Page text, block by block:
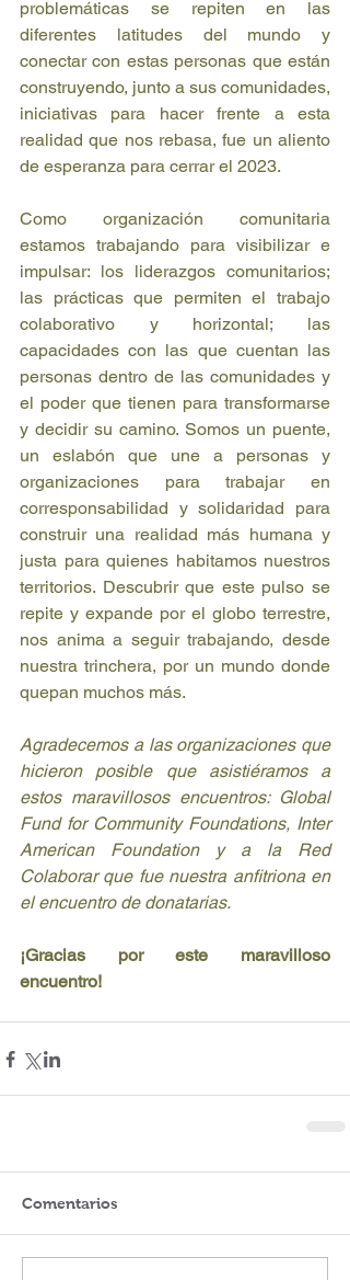
problemáticas se repiten en las
diferentes latitudes del mundo y
conectar con estas personas que están
construyendo, junto a sus comunidades,
iniciativas para hacer frente a esta
realidad que nos rebasa, fue un aliento
de esperanza para cerrar el 2023.
Como organización comunitaria
estamos trabajando para visibilizar e
impulsar: los liderazgos comunitarios;
las prácticas que permiten el trabajo
colaborativo y horizontal; las
capacidades con las que cuentan las
personas dentro de las comunidades y
el poder que tienen para transformarse
y decidir su camino. Somos un puente,
un eslabón que une a personas y
organizaciones para trabajar en
corresponsabilidad y solidaridad para
construir una realidad más humana y
justa para quienes habitamos nuestros
territorios. Descubrir que este pulso se
repite y expande por el globo terrestre,
nos anima a seguir trabajando, desde
nuestra trinchera, por un mundo donde
quepan muchos más.
Agradecemos a las organizaciones que
hicieron posible que asistiéramos a
estos maravillosos encuentros: Global
Fund for Community Foundations, Inter
American Foundation y a la Red
Colaborar que fue nuestra anfitriona en
el encuentro de donatarias.
¡Gracias por este maravilloso
encuentro!
Comentarios